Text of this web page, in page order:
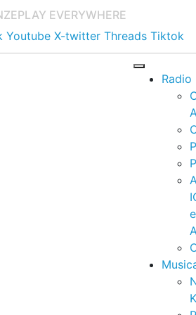
PLAY EVERYWHERE
Youtube X-twitter Threads Tiktok
Radio
e